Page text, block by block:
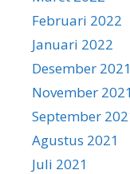
Februari 2022
Januari 2022
Desember 2021
November 2021
September
Agustus 2021
Juli 2021